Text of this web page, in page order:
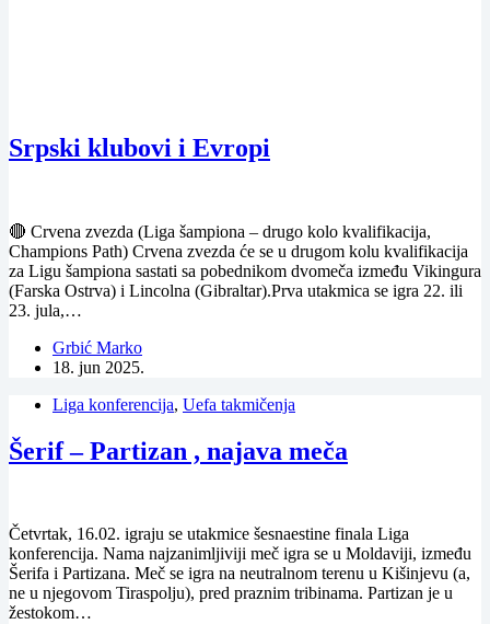
Srpski klubovi i Evropi
🔴 Crvena zvezda (Liga šampiona – drugo kolo kvalifikacija,
Champions Path) Crvena zvezda će se u drugom kolu kvalifikacija
za Ligu šampiona sastati sa pobednikom dvomeča između Vikingura
(Farska Ostrva) i Lincolna (Gibraltar).Prva utakmica se igra 22. ili
23. jula,…
Grbić Marko
18. jun 2025.
Liga konferencija, Uefa takmičenja
Šerif – Partizan , najava meča
Četvrtak, 16.02. igraju se utakmice šesnaestine finala Liga
konferencija. Nama najzanimljiviji meč igra se u Moldaviji, između
Šerifa i Partizana. Meč se igra na neutralnom terenu u Kišinjevu (a,
ne u njegovom Tiraspolju), pred praznim tribinama. Partizan je u
žestokom…